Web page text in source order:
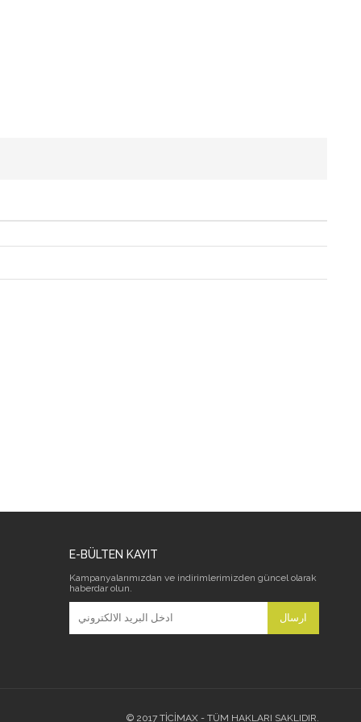
E-BÜLTEN KAYIT
Kampanyalarımızdan ve indirimlerimizden güncel olarak
haberdar olun.
ارسال
© 2017 TİCİMAX - TÜM HAKLARI SAKLIDIR.